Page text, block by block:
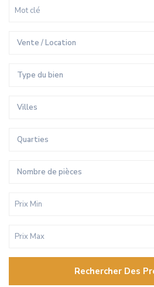
Vente / Location
Type du bien
Villes
Quarties
Nombre de pièces
Rechercher Des